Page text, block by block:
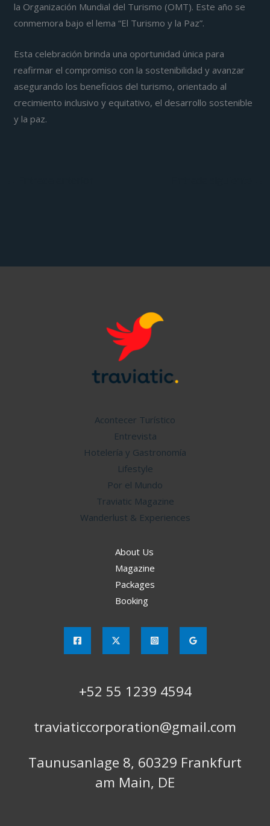
la Organización Mundial del Turismo (OMT). Este año se
conmemora bajo el lema “El Turismo y la Paz”.
Esta celebración brinda una oportunidad única para
reafirmar el compromiso con la sostenibilidad y avanzar
asegurando los beneficios del turismo, orientado al
crecimiento inclusivo y equitativo, el desarrollo sostenible
y la paz.
Acontecer Turístico
Entrevista
Hotelería y Gastronomía
Lifestyle
Por el Mundo
Traviatic Magazine
Wanderlust & Experiences
About Us
Magazine
Packages
Booking
+52 55 1239 4594
traviaticcorporation@gmail.com
Taunusanlage 8, 60329 Frankfurt
am Main, DE